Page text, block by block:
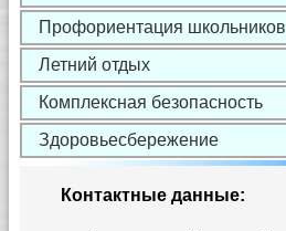
Профориентация школьников
Летний отдых
Комплексная безопасность
Здоровьесбережение
Контактные данные: